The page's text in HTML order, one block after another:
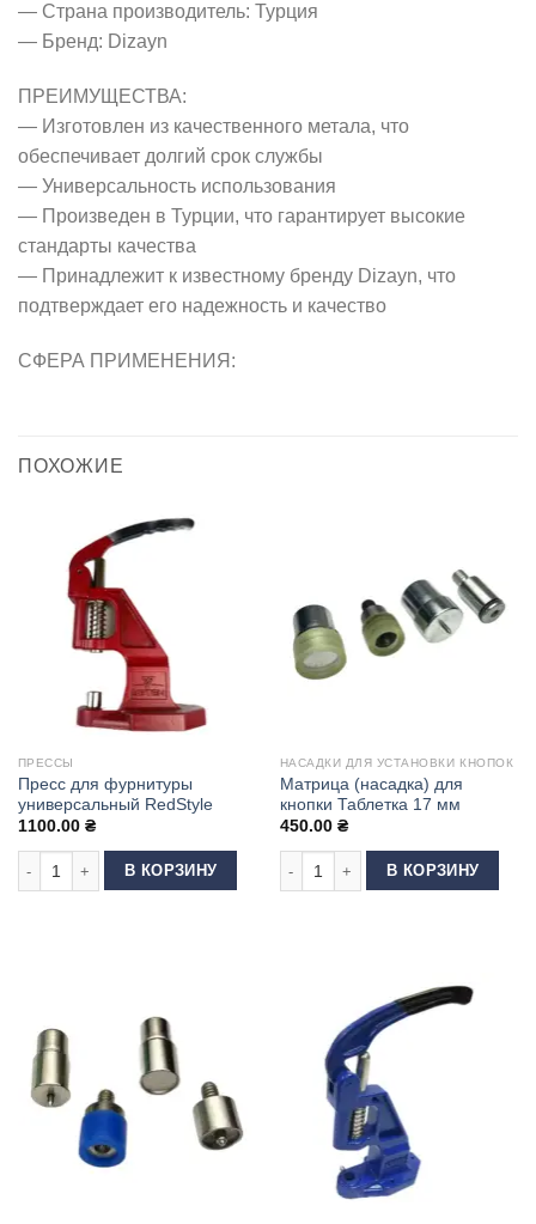
— Страна производитель: Турция
— Бренд: Dizayn
ПРЕИМУЩЕСТВА:
— Изготовлен из качественного метала, что
обеспечивает долгий срок службы
— Универсальность использования
— Произведен в Турции, что гарантирует высокие
стандарты качества
— Принадлежит к известному бренду Dizayn, что
подтверждает его надежность и качество
СФЕРА ПРИМЕНЕНИЯ:
ПОХОЖИЕ
ПРЕССЫ
Пресс для фурнитуры
универсальный RedStyle
1100.00 ₴
Количество товара Пресс для фурнитуры универсальный RedStyle
В КОРЗИНУ
НАСАДКИ ДЛЯ УСТАНОВКИ КНОПОК
Матрица (насадка) для
кнопки Таблетка 17 мм
450.00 ₴
Количество товара Матрица
В КОРЗИНУ